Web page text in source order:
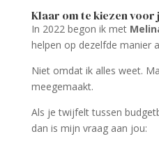
Klaar om te kiezen voor
In 2022 begon ik met
helpen op dezelfde manier
Niet omdat ik alles weet.
meegemaakt.
Als je twijfelt tussen
dan is mijn vraag aan jou: